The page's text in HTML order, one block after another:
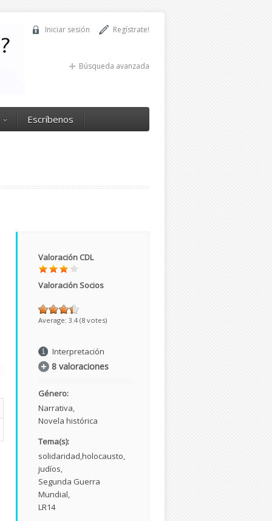
Regístrate!
Iniciar sesión
Búsqueda avanzada
Escríbenos
Valoración CDL
Valoración Socios
Average: 3.4 (8 votes)
Interpretación
8 valoraciones
Género:
Narrativa
Novela histórica
Tema(s):
solidaridad holocausto
judíos
Segunda Guerra
Mundial
LR14